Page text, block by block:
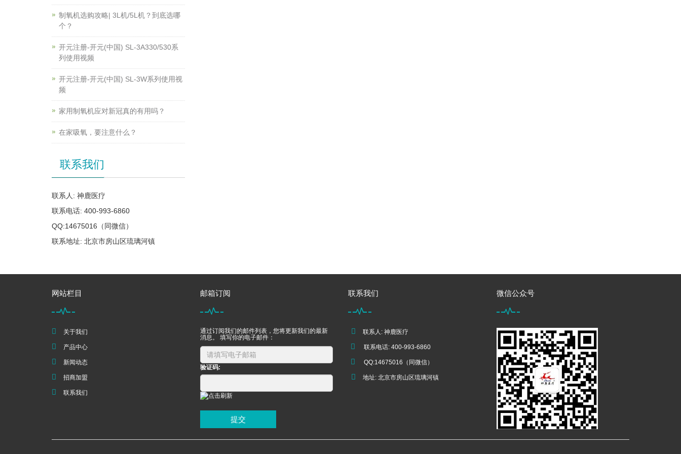
制氧机选购攻略| 3L机/5L机？到底选哪
个？
开元注册-开元(中国) SL-3A330/530系
列使用视频
开元注册-开元(中国) SL-3W系列使用视
频
家用制氧机应对新冠真的有用吗？
在家吸氧，要注意什么？
联系我们
联系人: 神鹿医疗
联系电话: 400-993-6860
QQ:14675016（同微信）
联系地址: 北京市房山区琉璃河镇
网站栏目
关于我们
产品中心
新闻动态
招商加盟
联系我们
邮箱订阅
通过订阅我们的邮件列表，您将更新我们的最新
消息。 填写你的电子邮件：
验证码:
提交
联系我们
联系人: 神鹿医疗
联系电话: 400-993-6860
QQ:14675016（同微信）
地址: 北京市房山区琉璃河镇
微信公众号